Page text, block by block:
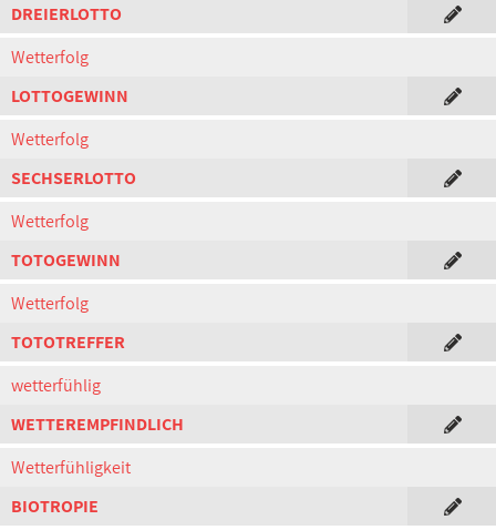
DREIERLOTTO
Wetterfolg
LOTTOGEWINN
Wetterfolg
SECHSERLOTTO
Wetterfolg
TOTOGEWINN
Wetterfolg
TOTOTREFFER
wetterfühlig
WETTEREMPFINDLICH
Wetterfühligkeit
BIOTROPIE